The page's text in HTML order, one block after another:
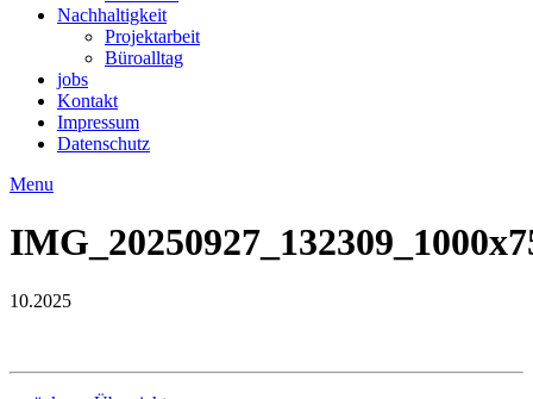
Nachhaltigkeit
Projektarbeit
Büroalltag
jobs
Kontakt
Impressum
Datenschutz
Menu
10.2025